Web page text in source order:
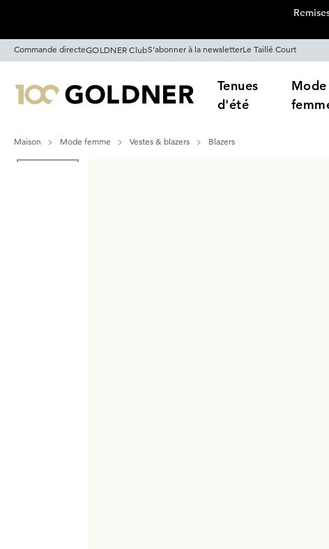
Commande directeGOLDNER ClubS’abonner à la newsletterLe Taillé Court
Tenues
d'été
Mode
Maison Mode femme Vestes & blazers
Blazers